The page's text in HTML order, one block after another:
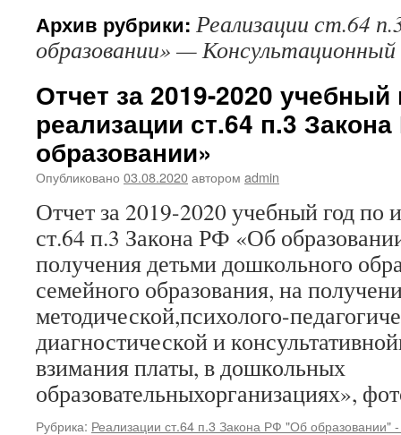
Архив рубрики: Реализации ст.64
образовании» —
Отчет за 2019-2020 учебный
реализации ст.64 п.3
образовании»
Опубликовано 03.08.2020автором admin
Отчет за 2019-2020 учебный год по
ст.64 п.3 Закона РФ «Об
получения детьми дошкольного
семейного образования, на
методической,психолого-
диагностической и
взимания платы, в дошкольных
образовательныхорганизациях»,
Рубрика: Реализации ст.64 п.3 Закона РФ "Об образовании"